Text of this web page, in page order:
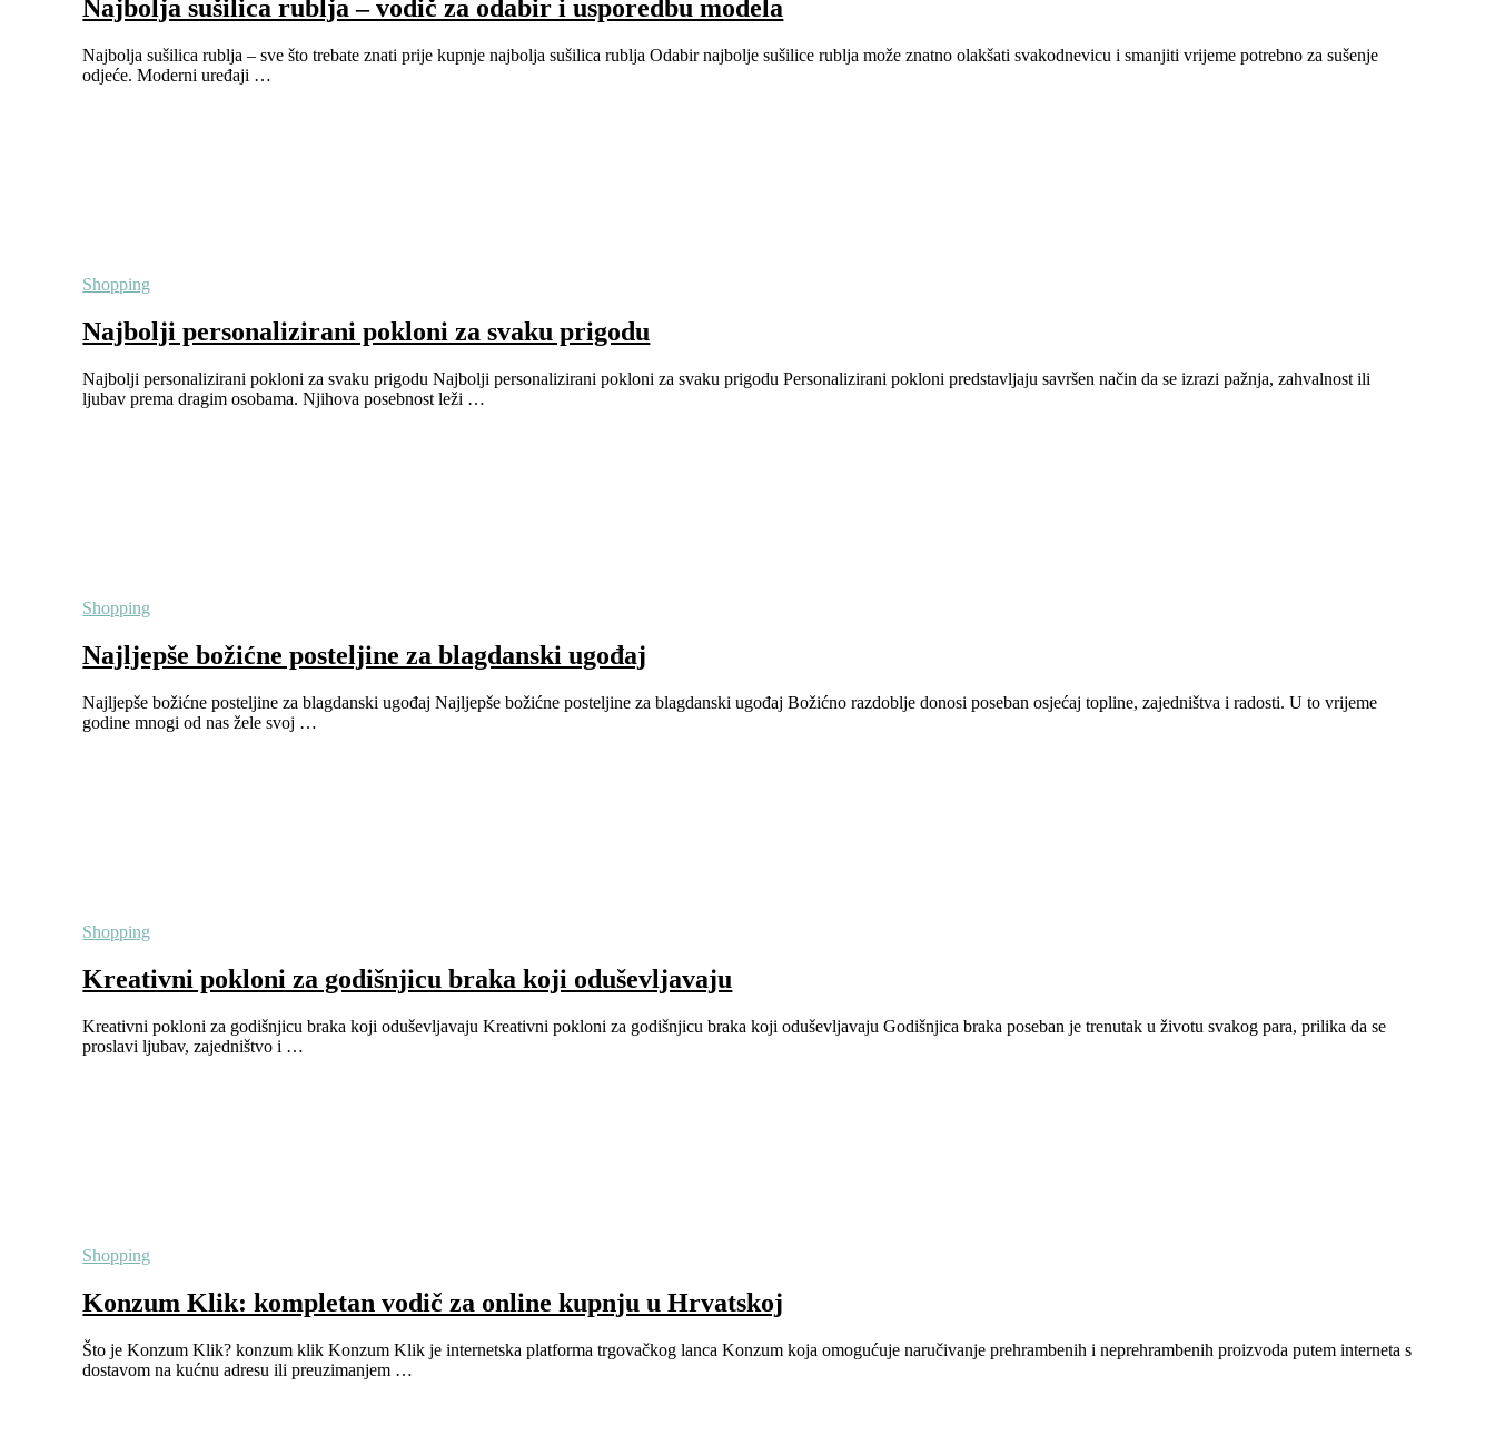
Najbolja sušilica rublja – vodič za odabir i usporedbu modela
Najbolja sušilica rublja – sve što trebate znati prije kupnje najbolja sušilica rublja Odabir najbolje sušilice rublja može znatno olakšati svakodnevicu i smanjiti vrijeme potrebno za sušenje
odjeće. Moderni uređaji …
Shopping
Najbolji personalizirani pokloni za svaku prigodu
Najbolji personalizirani pokloni za svaku prigodu Najbolji personalizirani pokloni za svaku prigodu Personalizirani pokloni predstavljaju savršen način da se izrazi pažnja, zahvalnost ili
ljubav prema dragim osobama. Njihova posebnost leži …
Shopping
Najljepše božićne posteljine za blagdanski ugođaj
Najljepše božićne posteljine za blagdanski ugođaj Najljepše božićne posteljine za blagdanski ugođaj Božićno razdoblje donosi poseban osjećaj topline, zajedništva i radosti. U to vrijeme
godine mnogi od nas žele svoj …
Shopping
Kreativni pokloni za godišnjicu braka koji oduševljavaju
Kreativni pokloni za godišnjicu braka koji oduševljavaju Kreativni pokloni za godišnjicu braka koji oduševljavaju Godišnjica braka poseban je trenutak u životu svakog para, prilika da se
proslavi ljubav, zajedništvo i …
Shopping
Konzum Klik: kompletan vodič za online kupnju u Hrvatskoj
Što je Konzum Klik? konzum klik Konzum Klik je internetska platforma trgovačkog lanca Konzum koja omogućuje naručivanje prehrambenih i neprehrambenih proizvoda putem interneta s
dostavom na kućnu adresu ili preuzimanjem …